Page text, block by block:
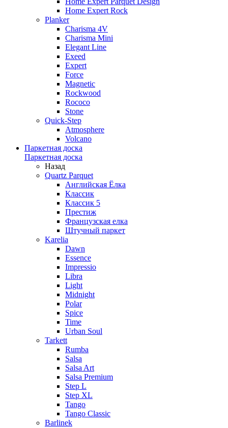
Home Expert Rock
Planker
Charisma 4V
Charisma Mini
Elegant Line
Exeed
Expert
Force
Magnetic
Rockwood
Rococo
Stone
Quick-Step
Atmosphere
Volcano
Паркетная доска
Паркетная доска
Назад
Quartz Parquet
Английская Ёлка
Классик
Классик 5
Престиж
Французская елка
Штучный паркет
Karelia
Dawn
Essence
Impressio
Libra
Light
Midnight
Polar
Spice
Time
Urban Soul
Tarkett
Rumba
Salsa
Salsa Art
Salsa Premium
Step L
Step XL
Tango
Tango Classic
Barlinek